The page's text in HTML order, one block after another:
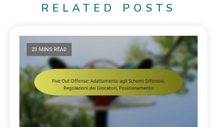
RELATED POSTS
23 MINS READ